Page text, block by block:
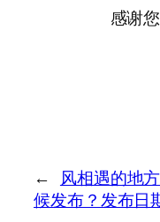
感谢
←
风相遇的地
候发布？发布日